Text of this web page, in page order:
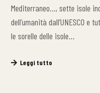
Mediterraneo…, sette isole
dell’umanità dall’UNESCO
le sorelle delle isole…
Leggi tutto